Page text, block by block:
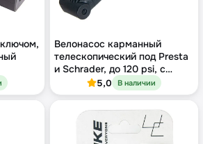
Велонасос карманный
телескопический под Presta
и Schrader, до 120 psi, с
креплением на раму
5,0 В наличии